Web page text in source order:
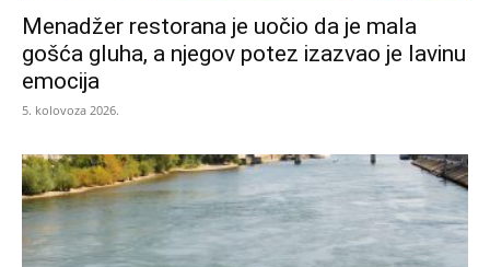
Menadžer restorana je uočio da je mala
gošća gluha, a njegov potez izazvao je lavinu
emocija
5. kolovoza 2026.